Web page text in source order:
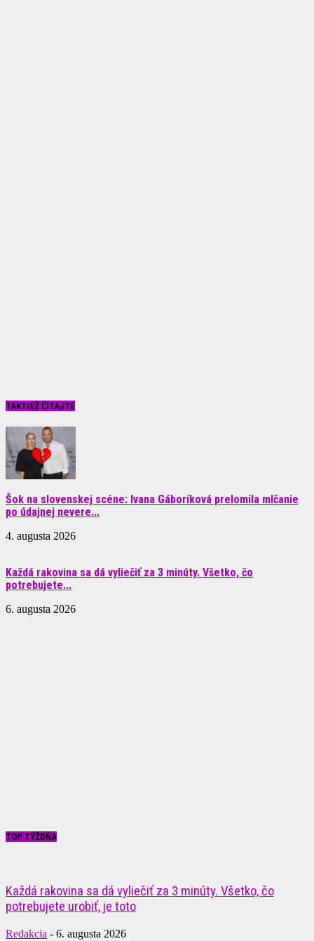
TAKTIEŽ ČÍTAJTE
Šok na slovenskej scéne: Ivana Gáboríková prelomila mlčanie
po údajnej nevere...
4. augusta 2026
Každá rakovina sa dá vyliečiť za 3 minúty. Všetko, čo
potrebujete...
6. augusta 2026
TOP TÝŽDŇA
Každá rakovina sa dá vyliečiť za 3 minúty. Všetko, čo
potrebujete urobiť, je toto
Redakcia - 6. augusta 2026